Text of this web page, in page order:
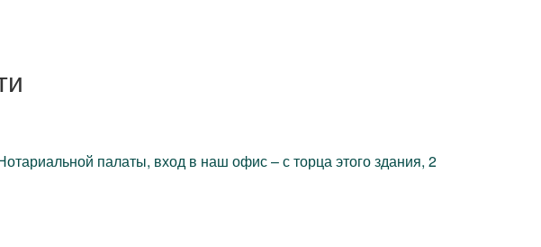
палаты, вход в наш офис – с торца этого здания, 2